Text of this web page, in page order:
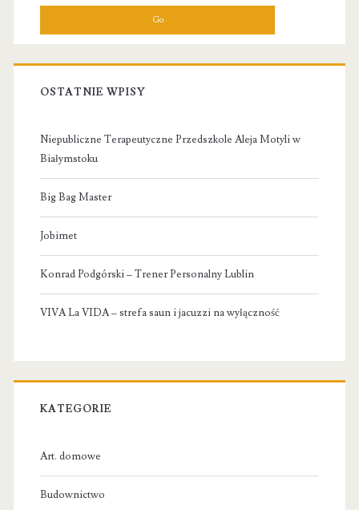
OSTATNIE WPISY
Niepubliczne Terapeutyczne Przedszkole Aleja Motyli w
Białymstoku
Big Bag Master
Jobimet
Konrad Podgórski – Trener Personalny Lublin
VIVA La VIDA – strefa saun i jacuzzi na wyłączność
KATEGORIE
Art. domowe
Budownictwo